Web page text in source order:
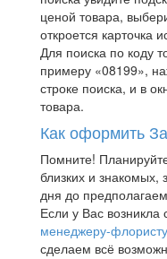
ценой товара,
откроется карточка
Для поиска по коду
примеру «08199»,
строке поиска, и в
товара.
Как оформить
Помните!
близких и
дня до
Если у Вас возникла
менеджеру-флористу
сделаем всё